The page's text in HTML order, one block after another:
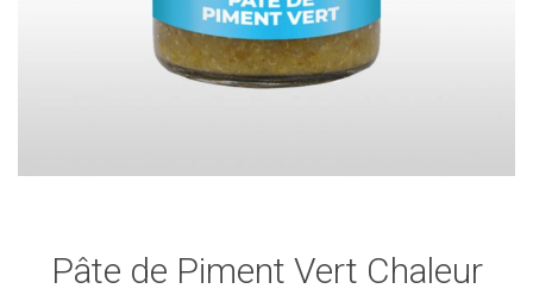
Pâte de Piment Vert Chaleur